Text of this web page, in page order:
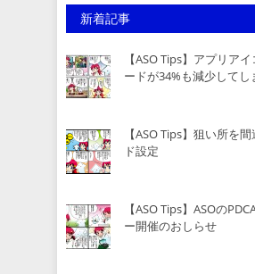
新着記事
【ASO Tips】アプリア
ードが34%も減少してし
【ASO Tips】狙い所を
ド設定
【ASO Tips】ASOの
ー開催のおしらせ